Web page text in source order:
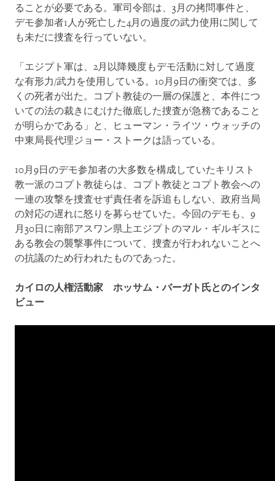
ることが必要である。軍司令部は、3月の拷問事件と、
デモ参加者1人が死亡した4月の過度の武力使用に関して
も未だに捜査を行っていない。
「エジプト軍は、2月以降幾度もデモ活動に対して過度
な有形力/武力を使用している。10月9日の衝突では、多
くの死者が出た。コプト教徒の一層の保護と、本件につ
いての法の裁きにむけた徹底した捜査が急務であること
が明らかである」と、ヒューマン・ライツ・ウォッチの
中東局長代理ジョー・ストークは語っている。
10月9日のデモ参加者の大多数を構成していたキリスト
教一派のコプト教徒らは、コプト教徒とコプト教会への
一連の攻撃を捜査せず責任者を訴追もしない、政府当局
の対応の遅れに怒りを募らせていた。今回のデモも、9
月30日に南部アスワン県上エジプトのマル・ギルギスに
ある教会の襲撃事件について、捜査が行われないことへ
の抗議のため行われたものであった。
カイロの人権活動家 ホッサム・バーガト氏とのインタ
ビュー